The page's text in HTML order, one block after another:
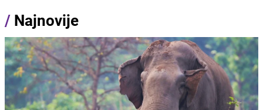
/ Najnovije